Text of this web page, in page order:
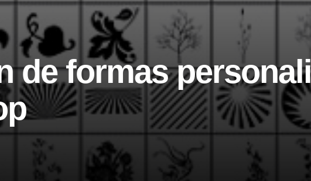
de formas